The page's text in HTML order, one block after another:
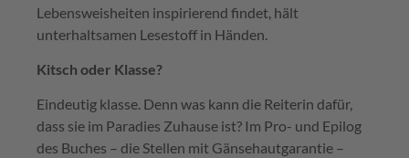
Lebensweisheiten inspirierend findet, hält
unterhaltsamen Lesestoff in Händen.
Kitsch oder Klasse?
Eindeutig klasse. Denn was kann die Reiterin dafür,
dass sie im Paradies Zuhause ist? Im Pro- und Epilog
des Buches – die Stellen mit Gänsehautgarantie –